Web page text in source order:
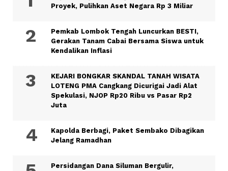
Proyek, Pulihkan Aset Negara Rp 3 Miliar
Pemkab Lombok Tengah Luncurkan BESTI,
Gerakan Tanam Cabai Bersama Siswa untuk
Kendalikan Inflasi
KEJARI BONGKAR SKANDAL TANAH WISATA
LOTENG PMA Cangkang Dicurigai Jadi Alat
Spekulasi, NJOP Rp20 Ribu vs Pasar Rp2
Juta
Kapolda Berbagi, Paket Sembako Dibagikan
Jelang Ramadhan
Persidangan Dana Siluman Bergulir,